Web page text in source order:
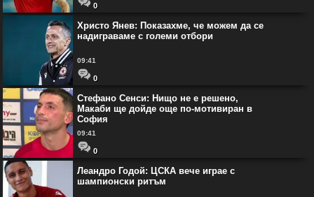
0
Христо Янев: Показахме, че можем да се
надиграваме с големи отбори
09:41
0
Стефано Сенси: Нищо не е решено,
Макаби ще дойде още по-мотивиран в
София
09:41
0
Леандро Годой: ЦСКА вече играе с
шампионски ритъм